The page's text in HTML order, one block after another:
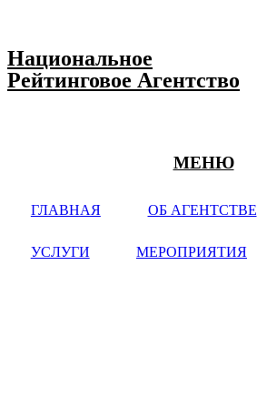
Национальное
Рейтинговое Агентство
МЕНЮ
ГЛАВНАЯ ОБ АГЕНТСТВЕ
УСЛУГИ МЕРОПРИЯТИЯ